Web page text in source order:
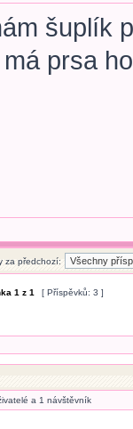
šuplík
prsa
za předchozí:
1 z1 [ Příspěvků: 3 ]
a 1 návštěvník